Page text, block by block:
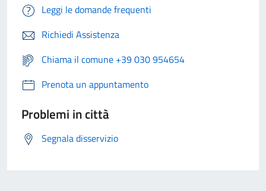
Leggi le domande frequenti
Richiedi Assistenza
Chiama il comune +39 030 954654
Prenota un appuntamento
Problemi in città
Segnala disservizio